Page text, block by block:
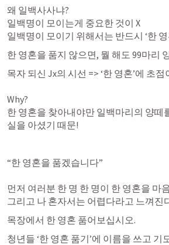
왜 일백사사냐?
일백명이 모이는게 중요한 것이 X
일백명이 모이기 위해서는 반드시 ‘한
한 영혼을 품지 않으면, 뭘 해도 99마리
목자 되신 Jx의 시선 => ‘한 영혼’에 초
Why?
한 영혼을 찾아내야만 일백마리의 양떼
실을 아셨기 때문!
“한 영혼을 품겠습니다”
먼저 여러분 한 명 한 명이 한 영혼을 마
그리고 나 혼자서는 어렵다라고 느껴진
청년들 ‘한 영혼 품기’에 이름을 쓰고 기